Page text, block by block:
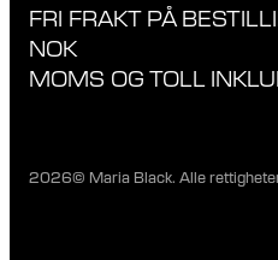
LEVERING
RETNINGSLINJER FOR
ANSVAR & MATERIALER
BUTIKKER
FRI FRAKT PÅ
NOK
MOMS OG TOLL
2026© Maria Black. Alle